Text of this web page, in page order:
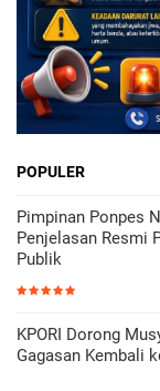
POPULER
Pimpinan Ponpes
Penjelasan Resmi
Publik
KPORI Dorong
Gagasan Kembali